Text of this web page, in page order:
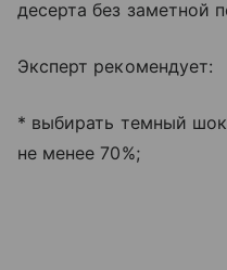
десерта без заметной
Эксперт рекомендует:
* выбирать темный
не менее 70%;